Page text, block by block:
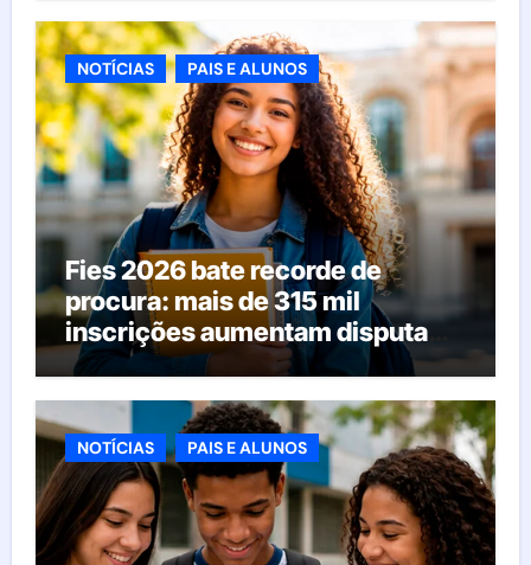
NOTÍCIAS PAIS E ALUNOS
Fies 2026 bate recorde de
procura: mais de 315 mil
inscrições aumentam disputa
pelas vagas; veja o que acontece
agora
NOTÍCIAS PAIS E ALUNOS